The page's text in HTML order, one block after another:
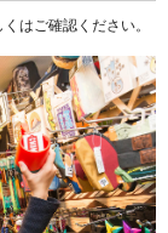
はご確認ください。